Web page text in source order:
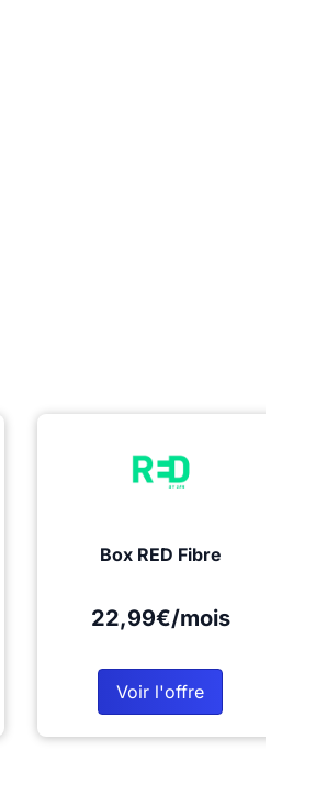
Box RED Fibre
22,99€/mois
Voir l'offre